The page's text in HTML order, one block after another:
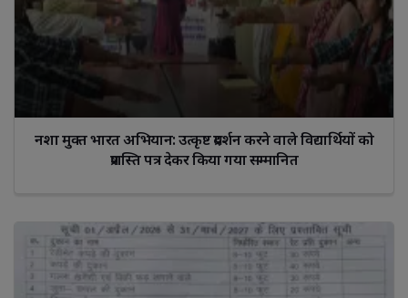
नशा मुक्त भारत अभियान: उत्कृष्ट प्रदर्शन करने वाले विद्यार्थियों को
प्रशस्ति पत्र देकर किया गया सम्मानित